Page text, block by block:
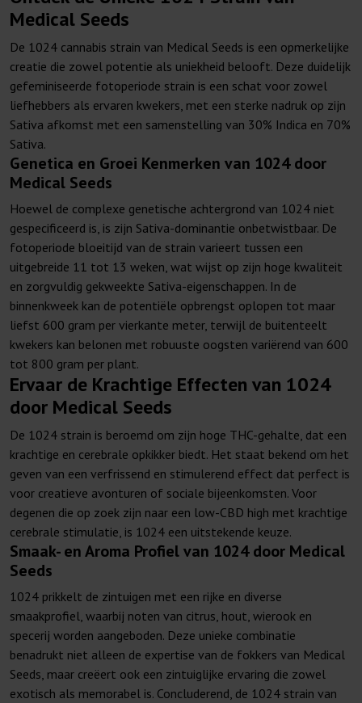
Medical Seeds
De 1024 cannabis strain van Medical Seeds is een opmerkelijke
creatie die zowel potentie als uniekheid belooft. Deze duidelijk
gefeminiseerde fotoperiode strain is een schat voor zowel
liefhebbers als ervaren kwekers, met een sterke nadruk op zijn
Sativa afkomst met een samenstelling van 30% Indica en 70%
Sativa.
Genetica en Groei Kenmerken van 1024 door
Medical Seeds
Hoewel de complexe genetische achtergrond van 1024 niet
gespecificeerd is, is zijn Sativa-dominantie onbetwistbaar. De
fotoperiode bloeitijd van de strain varieert tussen een
uitgebreide 11 tot 13 weken, wat wijst op zijn hoge kwaliteit
en zorgvuldig gekweekte Sativa-eigenschappen. In de
binnenkweek kan de potentiële opbrengst oplopen tot maar
liefst 600 gram per vierkante meter, terwijl de buitenteelt
kwekers kan belonen met robuuste oogsten variërend van 600
tot 800 gram per plant.
Ervaar de Krachtige Effecten van 1024
door Medical Seeds
De 1024 strain is beroemd om zijn hoge THC-gehalte, dat een
krachtige en cerebrale opkikker biedt. Het staat bekend om het
geven van een verfrissend en stimulerend effect dat perfect is
voor creatieve avonturen of sociale bijeenkomsten. Voor
degenen die op zoek zijn naar een low-CBD high met krachtige
cerebrale stimulatie, is 1024 een uitstekende keuze.
Smaak- en Aroma Profiel van 1024 door Medical
Seeds
1024 prikkelt de zintuigen met een rijke en diverse
smaakprofiel, waarbij noten van citrus, hout, wierook en
specerij worden aangeboden. Deze unieke combinatie
benadrukt niet alleen de expertise van de fokkers van Medical
Seeds, maar creëert ook een zintuiglijke ervaring die zowel
exotisch als memorabel is. Concluderend, de 1024 strain van